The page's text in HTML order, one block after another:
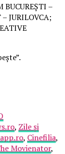
BUCUREȘTI –
JURILOVCA;
, Zile și
, Cinefilia,
Movienator,